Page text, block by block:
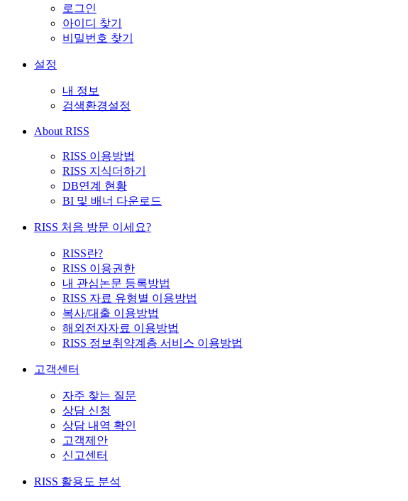
로그인
아이디 찾기
비밀번호 찾기
설정
내 정보
검색환경설정
About RISS
RISS 이용방법
RISS 지식더하기
DB연계 현황
BI 및 배너 다운로드
RISS 처음 방문 이세요?
RISS란?
RISS 이용권한
내 관심논문 등록방법
RISS 자료 유형별 이용방법
복사/대출 이용방법
해외전자자료 이용방법
RISS 정보취약계층 서비스 이용방법
고객센터
자주 찾는 질문
상담 신청
상담 내역 확인
고객제안
신고센터
RISS 활용도 분석